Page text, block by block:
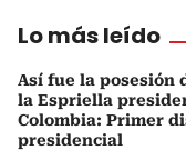
Lo más leído
Así fue la posesión
la Espriella
Colombia: Primer
presidencial